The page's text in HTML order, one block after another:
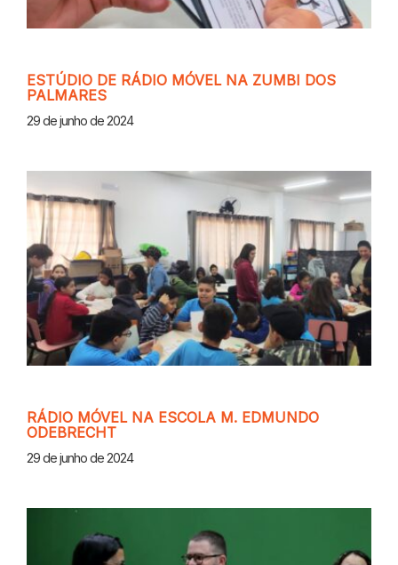
ESTÚDIO DE RÁDIO MÓVEL NA ZUMBI DOS
PALMARES
29 de junho de 2024
RÁDIO MÓVEL NA ESCOLA M. EDMUNDO
ODEBRECHT
29 de junho de 2024